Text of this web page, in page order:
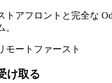
トアフロントと完全な
モートファースト
け取る